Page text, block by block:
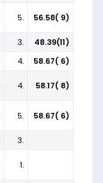
5. 56.58( 9)
3.
48.39(11)
4. 58.67( 6)
4. 58.17( 8)
5. 58.67( 6)
3.
1.